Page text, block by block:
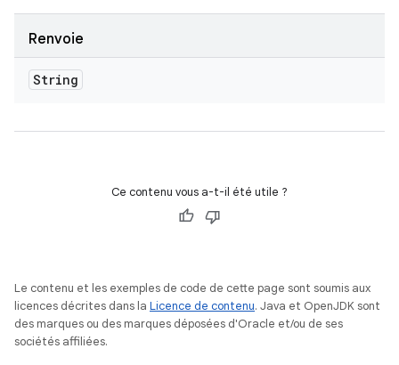
Renvoie
String
Ce contenu vous a-t-il été utile ?
Le contenu et les exemples de code de cette page sont soumis aux
licences décrites dans la Licence de contenu. Java et OpenJDK sont
des marques ou des marques déposées d'Oracle et/ou de ses
sociétés affiliées.